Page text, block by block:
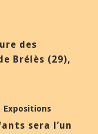
des
Brélès (29),
Expositions
sera l’un